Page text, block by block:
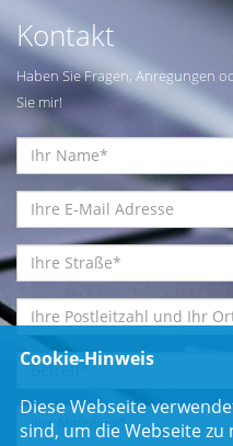
Kontakt
Haben Sie Fragen, Anregungen
Sie mir!
Cookie-Hinweis
Diese Webseite
sind, um die Webseite